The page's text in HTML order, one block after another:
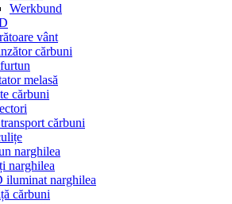
Werkbund
vânt
cărbuni
melasă
cărbuni
cărbuni
narghilea
narghilea
iluminat narghilea
cărbuni